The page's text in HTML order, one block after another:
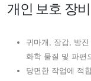
개인 보호 장비
귀마개, 장갑, 방
화학 물질 및 파편
당면한 작업에 적